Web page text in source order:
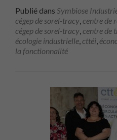
Publié dans Symbiose
cégep de sorel-tracy,centre de
cégep de sorel-tracy,centre de
écologie industrielle,cttéi,
la fonctionnalité